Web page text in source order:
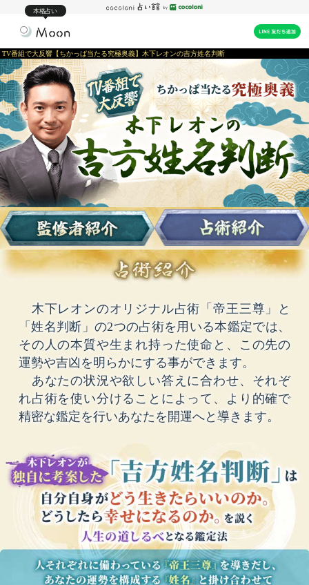
本格占い
TV番組で大反響【ちかっぱ当たる究極奥義】木下レオンの吉方姓名判断
木下レオンのオリジナル占術「帝王三尊」と
「姓名判断」の2つの占術を用いる本鑑定では、
その人の本質や生まれ持った使命と、この先の
運勢や吉凶を明らかにする事ができます。
あなたの状況や欲しい答えに合わせ、それぞ
れ占術を使い分けることによって、より的確で
精密な鑑定を行いあなたを開運へと導きます。